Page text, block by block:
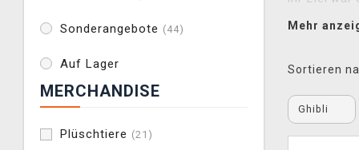
Sonderangebote (44)
Auf Lager
MERCHANDISE
Plüschtiere (21)
In
weiteren
Mehr
Sortieren
Ghibli